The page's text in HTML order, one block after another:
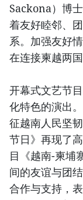
Sackona）博
着友好睦邻、
系。加强友好
在连接柬越两
开幕式文艺节
化特色的演出
征越南人民坚
节日》再现了
目《越南-柬埔
间的友谊与团
合作与支持，